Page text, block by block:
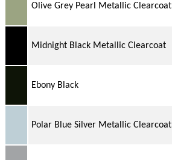
Olive Grey Pearl Metallic Clearcoat
Midnight Black Metallic Clearcoat
Ebony Black
Polar Blue Silver Metallic Clearcoat